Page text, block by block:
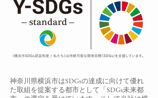
神奈川県横浜市はSDGsの達成に向けて優れ
た取組を提案する都市として「SDGs未来都